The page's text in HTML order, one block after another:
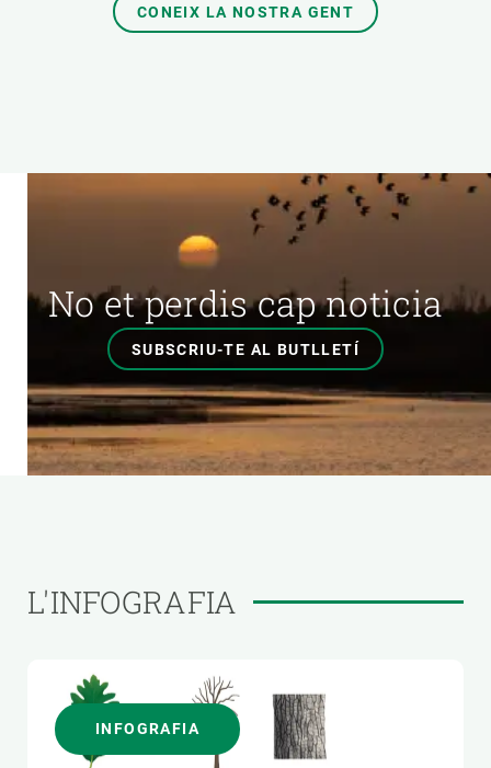
CONEIX LA NOSTRA GENT
No et perdis cap noticia
SUBSCRIU-TE AL BUTLLETÍ
L'INFOGRAFIA
INFOGRAFIA